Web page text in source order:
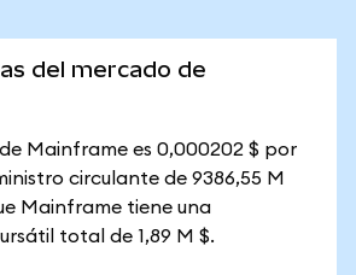
del mercado de
Mainframe es 0,000202 $ por
circulante de 9386,55 M
Mainframe tiene una
total de 1,89 M $.